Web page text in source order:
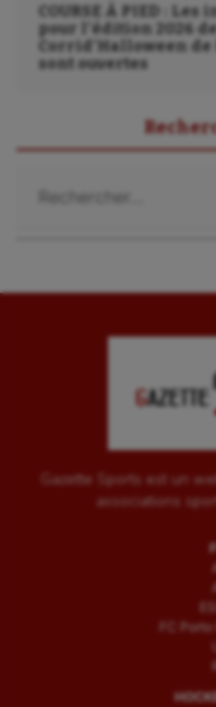
COURSE À PIED :
pour l’édition 2026
Corrid’Halloween
sont ouvertes
Gazette Sports est un
associations
FC